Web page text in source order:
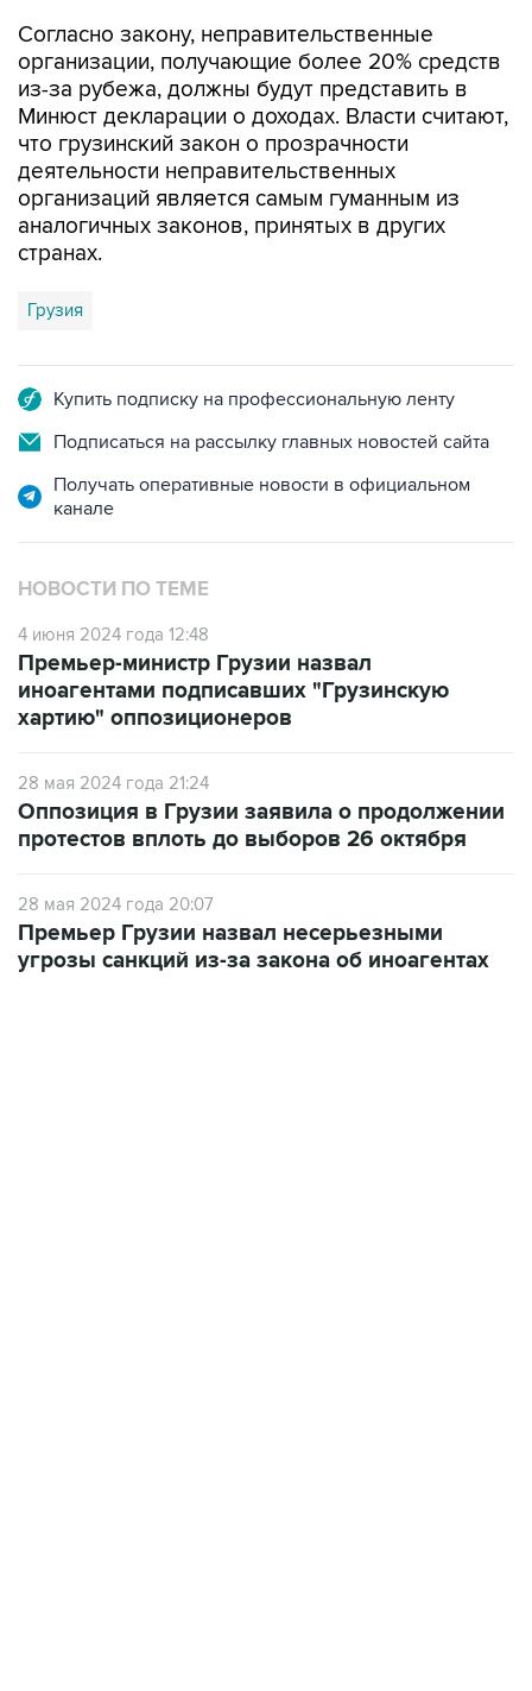
Согласно закону, неправительственные
организации, получающие более 20% средств
из-за рубежа, должны будут представить в
Минюст декларации о доходах. Власти считают,
что грузинский закон о прозрачности
деятельности неправительственных
организаций является самым гуманным из
аналогичных законов, принятых в других
странах.
Грузия
Купить подписку на профессиональную ленту
Подписаться на рассылку главных новостей сайта
Получать оперативные новости в официальном
канале
НОВОСТИ ПО ТЕМЕ
4 июня 2024 года 12:48
Премьер-министр Грузии назвал
иноагентами подписавших "Грузинскую
хартию" оппозиционеров
28 мая 2024 года 21:24
Оппозиция в Грузии заявила о продолжении
протестов вплоть до выборов 26 октября
28 мая 2024 года 20:07
Премьер Грузии назвал несерьезными
угрозы санкций из-за закона об иноагентах